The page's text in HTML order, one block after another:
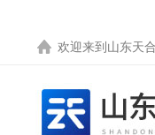
欢迎来到 山东天